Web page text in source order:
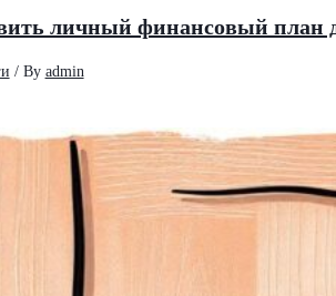
личный финансовый план
/ By admin